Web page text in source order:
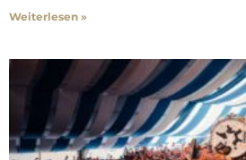
Weiterlesen »